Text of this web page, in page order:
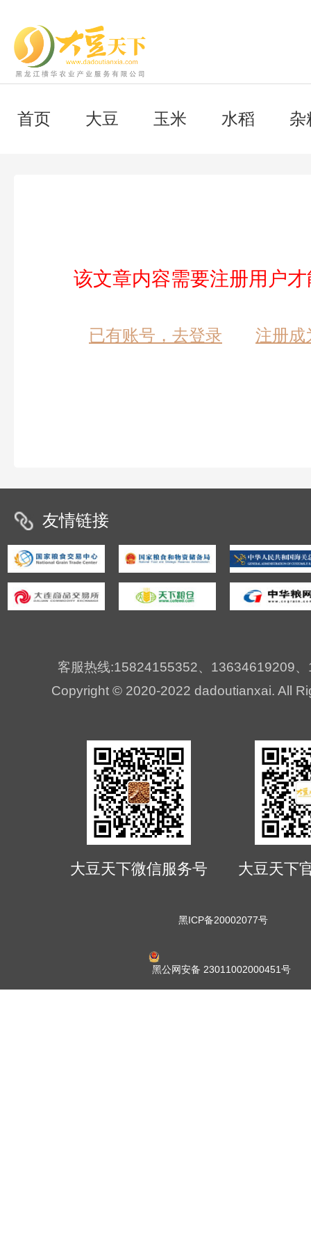
首页 大豆 玉米 水稻 杂
该文章内容需要注册用户
已有账号，去登录 注册成
友情链接
客服热线:15824155352、13634619209
Copyright © 2020-2022 dadoutianxai. All
大豆天下微信服务号 大豆天下
黑ICP备20002077号
黑公网安备 23011002000451号